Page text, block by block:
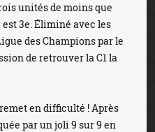
unités de moins que
3e. Éliminé avec les
des Champions par le
de retrouver la C1 la
en difficulté ! Après
par un joli 9 sur 9 en